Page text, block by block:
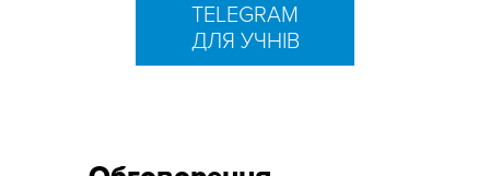
TELEGRAM
ДЛЯ УЧНІВ